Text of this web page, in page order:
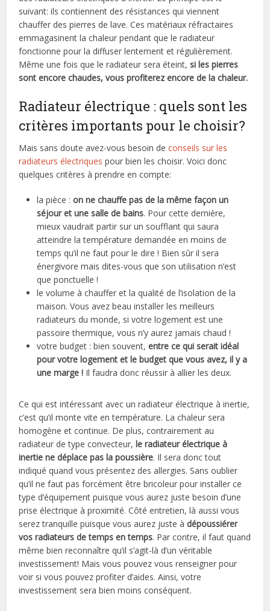
suivant: ils contiennent des résistances qui viennent
chauffer des pierres de lave. Ces matériaux réfractaires
emmagasinent la chaleur pendant que le radiateur
fonctionne pour la diffuser lentement et régulièrement.
Même une fois que le radiateur sera éteint,si les pierres
sont encore chaudes, vous profiterez encore de la chaleur.
Radiateur électrique : quels sont les
critères importants pour le choisir?
Mais sans doute avez-vous besoin deconseils sur les
radiateurs électriques pour bien les choisir. Voici donc
quelques critères à prendre en compte:
la pièce :on ne chauffe pas de la même façon un
séjour et une salle de bains. Pour cette dernière,
mieux vaudrait partir sur un soufflant qui saura
atteindre la température demandée en moins de
temps qu’il ne faut pour le dire ! Bien sûr il sera
énergivore mais dites-vous que son utilisation n’est
que ponctuelle !
le volume à chauffer et la qualité de l’isolation de la
maison. Vous avez beau installer les meilleurs
radiateurs du monde, si votre logement est une
passoire thermique, vous n’y aurez jamais chaud !
votre budget : bien souvent,entre ce qui serait idéal
pour votre logement et le budget que vous avez, il y a
une marge ! Il faudra donc réussir à allier les deux.
Ce qui est intéressant avec un radiateur électrique à inertie,
c’est qu’il monte vite en température. La chaleur sera
homogène et continue. De plus, contrairement au
radiateur de type convecteur, le radiateur électrique à
inertie ne déplace pas la poussière. Il sera donc tout
indiqué quand vous présentez des allergies. Sans oublier
qu’il ne faut pas forcément être bricoleur pour installer ce
type d’équipement puisque vous aurez juste besoin d’une
prise électrique à proximité. Côté entretien, là aussi vous
serez tranquille puisque vous aurez juste àdépoussiérer
vos radiateurs de temps en temps. Par contre, il faut quand
même bien reconnaître qu’il s’agit-là d’un véritable
investissement! Mais vous pouvez vous renseigner pour
voir si vous pouvez profiter d’aides. Ainsi, votre
investissement sera bien moins conséquent.